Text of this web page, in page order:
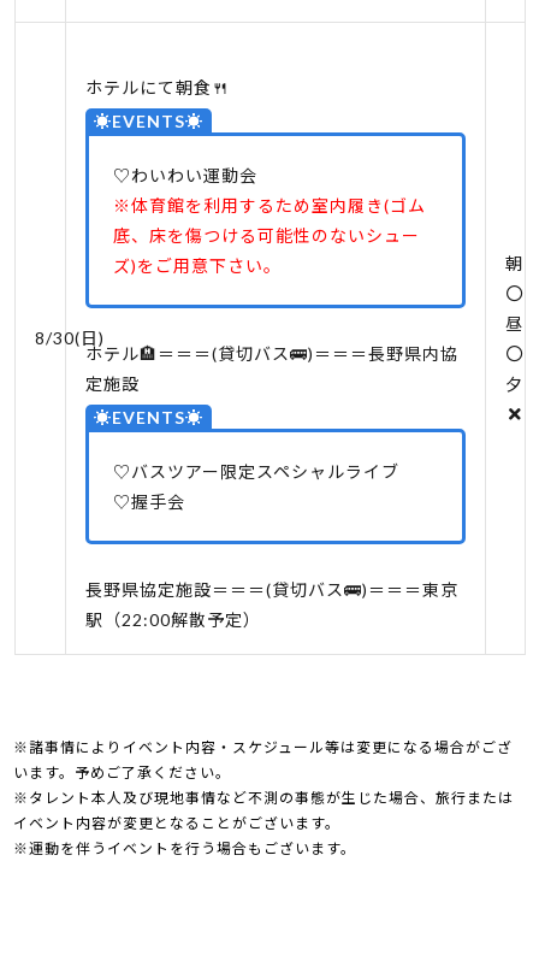
8/30(日)
ホテルにて朝食🍴
☀EVENTS☀
♡わいわい運動会
※体育館を利用するため室内履き(ゴム
底、床を傷つける可能性のないシュー
ズ)をご用意下さい。
ホテル🏨＝＝＝(貸切バス🚌)＝＝＝長野県内協
定施設
☀EVENTS☀
♡バスツアー限定スペシャルライブ
♡握手会
長野県協定施設＝＝＝(貸切バス🚌)＝＝＝東京
駅（22:00解散予定）
朝
昼
夕
※諸事情によりイベント内容・スケジュール等は変更になる場合がござ
います。予めご了承ください。
※タレント本人及び現地事情など不測の事態が生じた場合、旅行または
イベント内容が変更となることがございます。
※運動を伴うイベントを行う場合もございます。